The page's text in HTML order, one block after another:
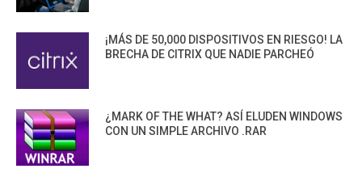
¡MÁS DE 50,000 DISPOSITIVOS EN RIESGO! LA
BRECHA DE CITRIX QUE NADIE PARCHEÓ
¿MARK OF THE WHAT? ASÍ ELUDEN WINDOWS
CON UN SIMPLE ARCHIVO .RAR